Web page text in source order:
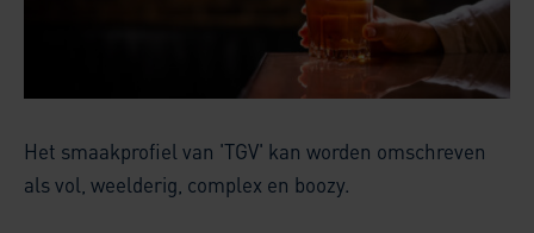
Het smaakprofiel van 'TGV' kan worden omschreven
als vol, weelderig, complex en boozy.